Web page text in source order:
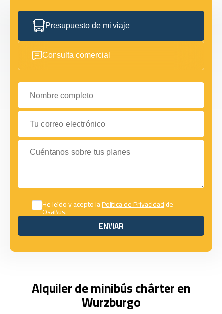
Presupuesto de mi viaje
Consulta comercial
Nombre completo
Tu correo electrónico
Cuéntanos sobre tus planes
He leído y acepto laPolítica de Privacidadde
OsaBus.
ENVIAR
ENVIAR
Alquiler de minibús chárter en
Wurzburgo